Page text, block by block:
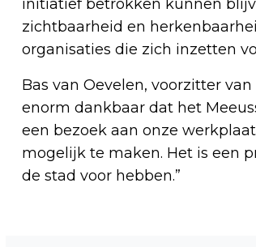
initiatief betrokken kunnen
zichtbaarheid en
organisaties die zich inzetten
Bas van Oevelen, voorzitter
enorm dankbaar dat het
een bezoek aan onze
mogelijk te maken. Het is een
de stad voor hebben.”